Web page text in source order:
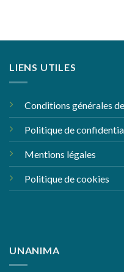
LIENS UTILES
Conditions générales
Politique de
Mentions légales
Politique de cookies
UNANIMA